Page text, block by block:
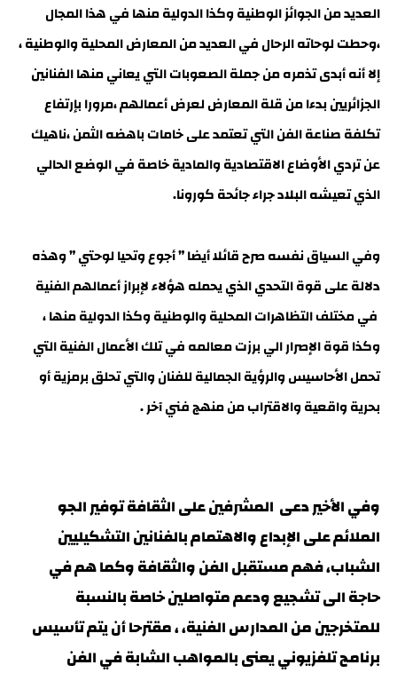
العديد من الجوائز الوطنية وكذا الدولية منها في هذا المجال
،وحطت لوحاته الرحال في العديد من المعارض المحلية والوطنية ،
إلا أنه أبدى تذمره من جملة الصعوبات التي يعاني منها الفنانين
الجزائريين بدءا من قلة المعارض لعرض أعمالهم ،مرورا بإرتفاع
تكلفة صناعة الفن التي تعتمد على خامات باهضه الثمن ،ناهيك
عن تردي الأوضاع الاقتصادية والمادية خاصة في الوضع الحالي
الذي تعيشه البلاد جراء جائحة كورونا.
وفي السياق نفسه صرح قائلا أيضا ” أجوع وتحيا لوحتي ” وهذه
دلالة على قوة التحدي الذي يحمله هؤلاء لإبراز أعمالهم الفنية
في مختلف التظاهرات المحلية والوطنية وكذا الدولية منها ،
وكذا قوة الإصرار الي برزت معالمه في تلك الأعمال الفنية التي
تحمل الأحاسيس والرؤية الجمالية للفنان والتي تحلق برمزية أو
بحرية واقعية والاقتراب من منهج فني آخر .
وفي الأخير دعى المشرفين على الثقافة توفير الجو
الملائم على الإبداع والاهتمام بالفنانين التشكيليين
الشباب، فهم مستقبل الفن والثقافة وكما هم في
حاجة الى تشجيع ودعم متواصلين خاصة بالنسبة
للمتخرجين من المدارس الفنية، ، مقترحا أن يتم تأسيس
برنامج تلفزيوني يعنى بالمواهب الشابة في الفن